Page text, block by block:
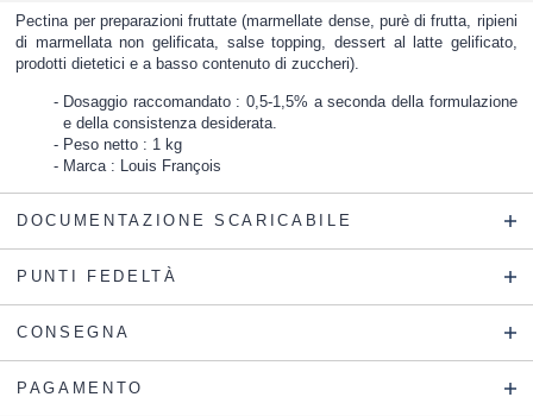
Pectina per preparazioni fruttate (marmellate dense, purè di frutta, ripieni
di marmellata non gelificata, salse topping, dessert al latte gelificato,
prodotti dietetici e a basso contenuto di zuccheri).
Dosaggio raccomandato : 0,5-1,5% a seconda della formulazione
e della consistenza desiderata.
Peso netto : 1 kg
Marca : Louis François
DOCUMENTAZIONE SCARICABILE
PUNTI FEDELTÀ
CONSEGNA
PAGAMENTO